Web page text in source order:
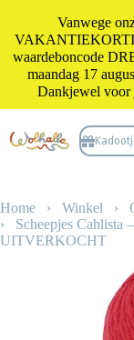
naar
de
Home › Winkel ›
› Scheepjes Cahlista
UITVERKOCHT
Vanwege
waardeboncode
maandag 17
Dankjewel voor